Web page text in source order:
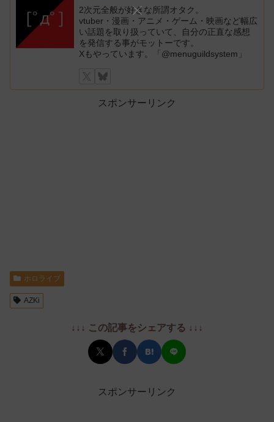
2次元全般が好きな所謂オタク。
vtuber・漫画・アニメ・ゲーム・映画など幅広
い話題を取り扱っていて、自分の正直な感想
を発信する事がモットーです。
Xもやっています。「@menuguildsystem」
スポンサーリンク
ホロライブ
AZKi
↓↓↓ この記事をシェアする ↓↓↓
スポンサーリンク